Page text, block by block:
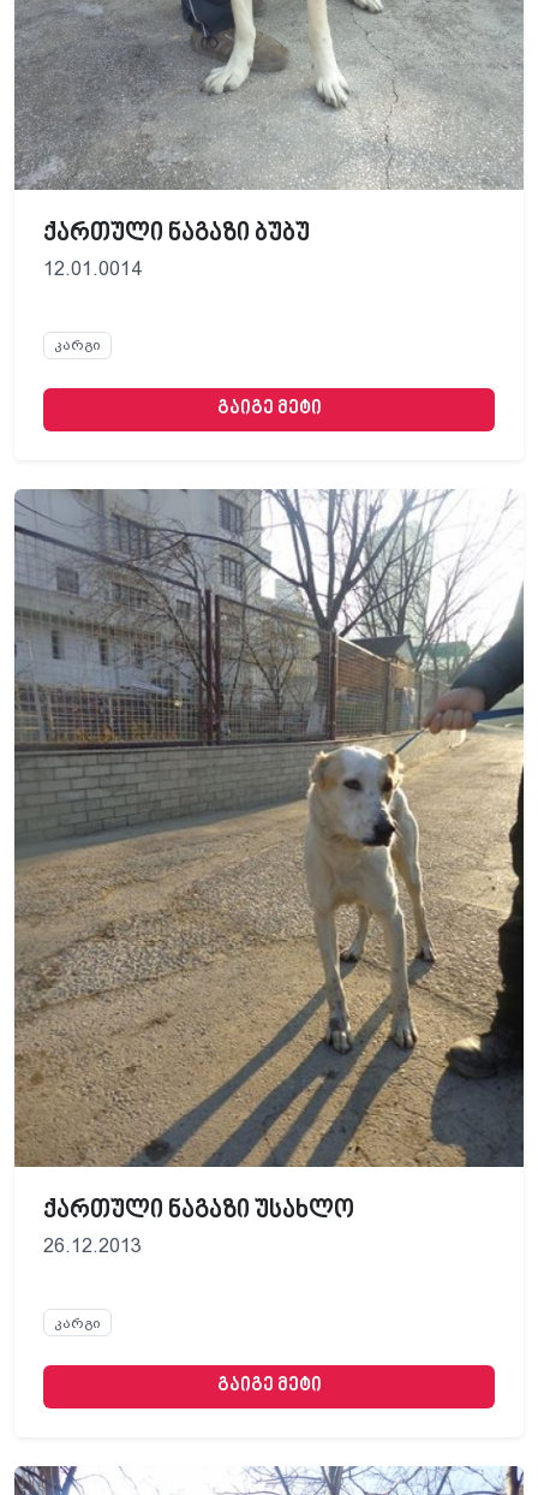
ქართული ნაგაზი ბუბუ
12.01.0014
კარგი
გაიგე მეტი
ქართული ნაგაზი უსახლო
26.12.2013
კარგი
გაიგე მეტი